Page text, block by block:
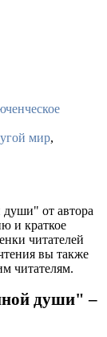
мир,
от автора
и краткое
читателей
вы также
читателям.
души" –